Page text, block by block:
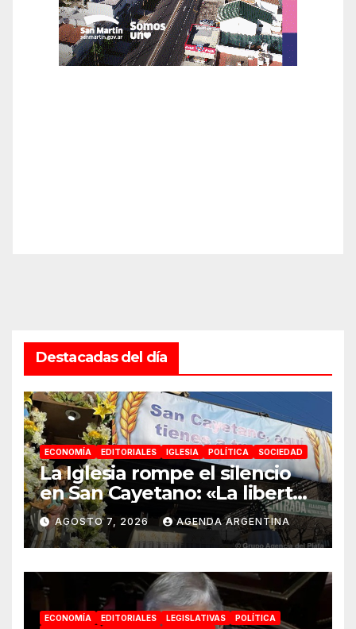
Destacadas del día
ECONOMÍA EDITORIALES IGLESIA POLÍTICA SOCIEDAD
La Iglesia rompe el silencio
en San Cayetano: «La libertad
económica no puede ser
absoluta»
AGOSTO 7, 2026 AGENDA ARGENTINA
ECONOMÍA EDITORIALES LEGISLATIVAS
POLÍTICA